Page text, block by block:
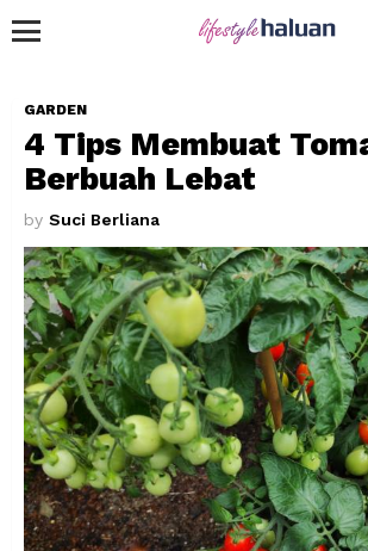
GARDEN
4 Tips Membuat
Berbuah Lebat
by Suci Berliana